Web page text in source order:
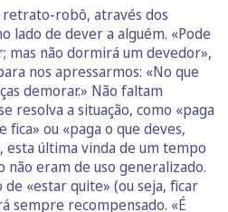
robô, através dos
lado de dever a alguém. «Pode
mas não dormirá um devedor»,
nos apressarmos: «No que
demorar.» Não faltam
resolva a situação, como «paga
fica» ou «paga o que deves,
esta última vinda de um tempo
não eram de uso generalizado.
«estar quite» (ou seja, ficar
sempre recompensado. «É